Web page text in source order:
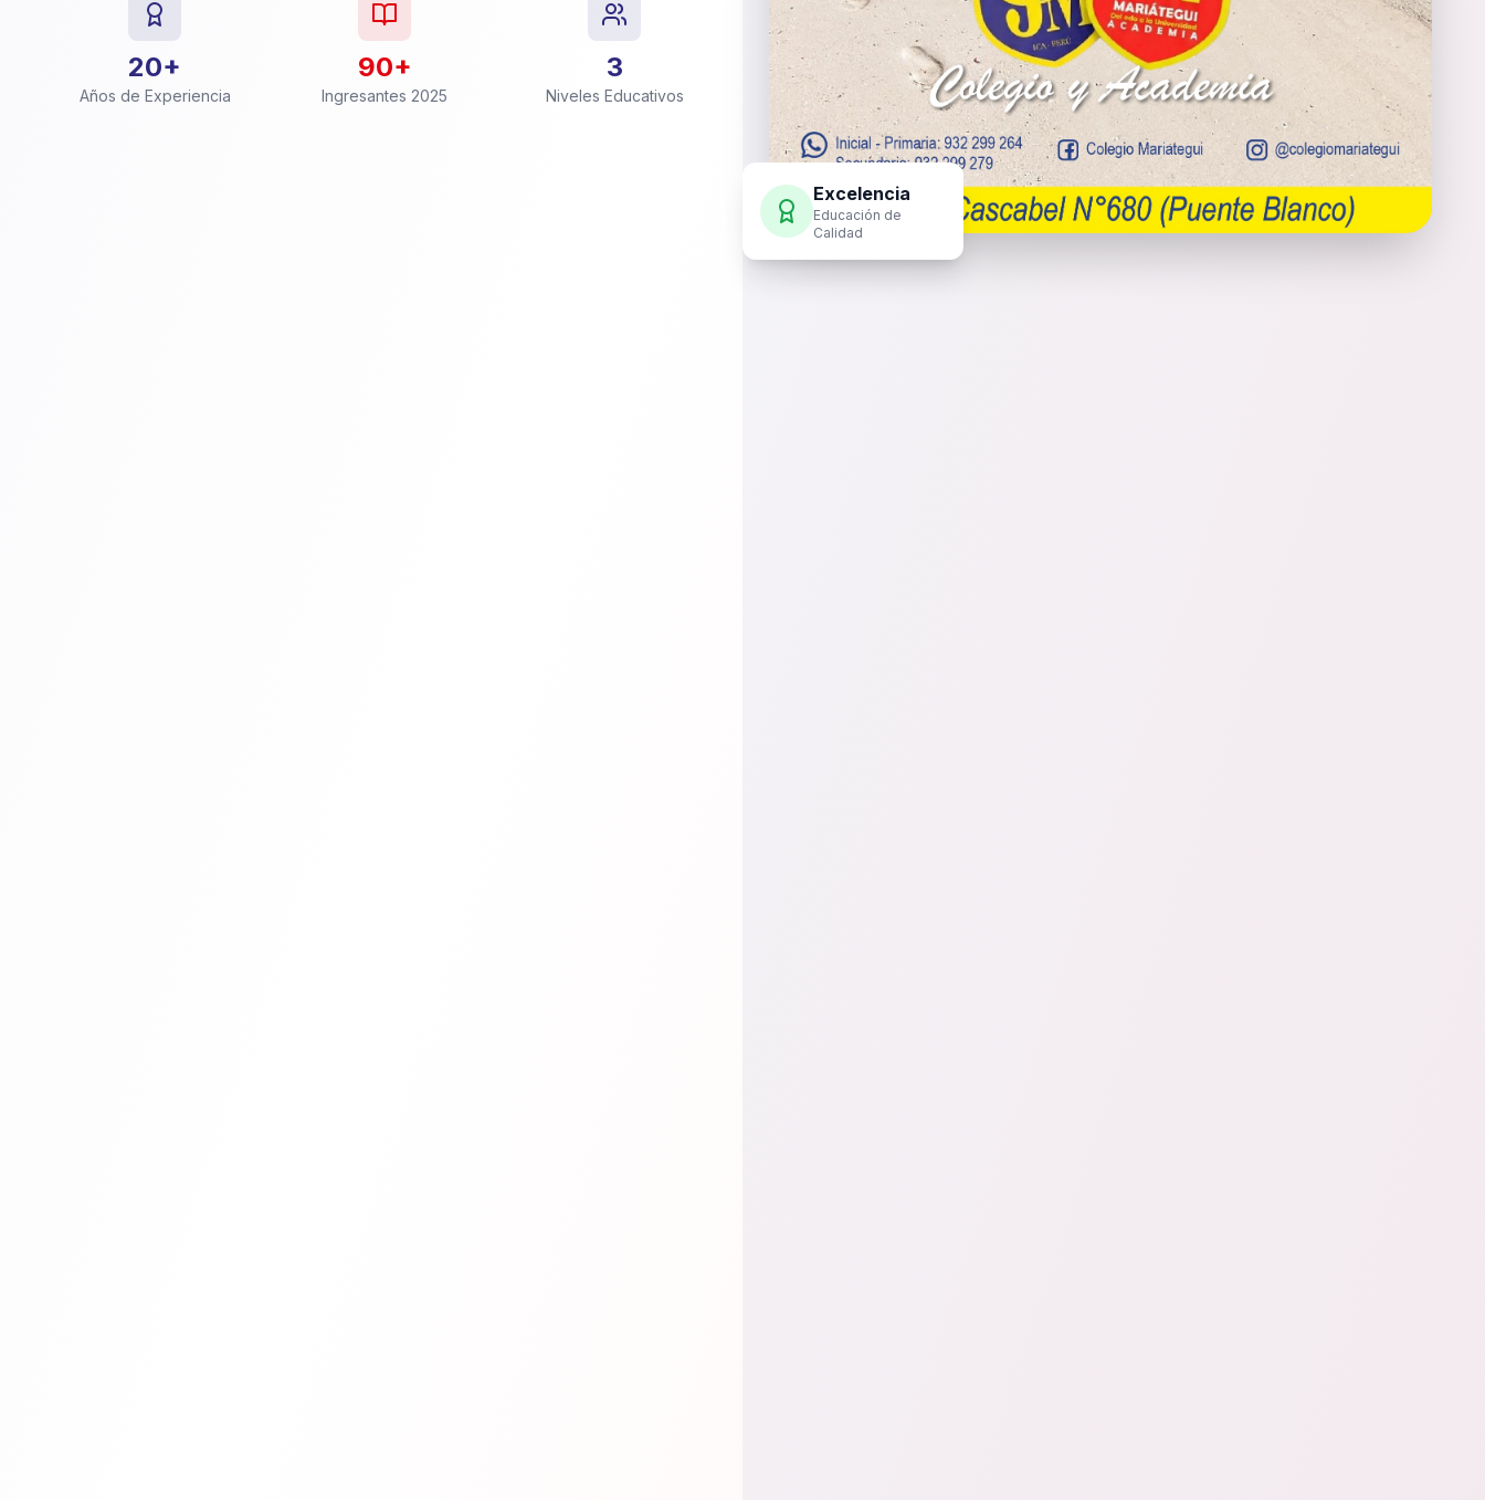
20+
Años de Experiencia
90+
Ingresantes 2025
3
Niveles Educativos
Excelencia
Educación de
Calidad